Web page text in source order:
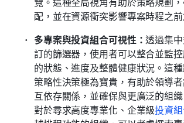
配，並在資源衝突影響專案時程之前
多專案與投資組合可視性：透過集
訂的篩選器，使用者可以整合並監
的狀態、進度及整體健康狀況。這
策略性決策極為寶貴，有助於領導
互依存關係，並確保與更廣泛的組
對於尋求高度專業化、企業級投資